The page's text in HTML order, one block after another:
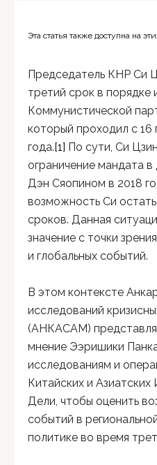
Эта статья также доступна на
Председатель КНР Си
третий срок в порядке
Коммунистической
который проходил с 16
года.[1] По сути, Си
ограничение мандата
Дэн Сяопином в 2018
возможность Си
сроков. Данная
значение с точки
и глобальных событий.
В этом контексте
исследований
(АНКАСАМ)
мнение Ээришики
исследованиям и
Китайских и
Дели, чтобы оценить
событий в
политике во время